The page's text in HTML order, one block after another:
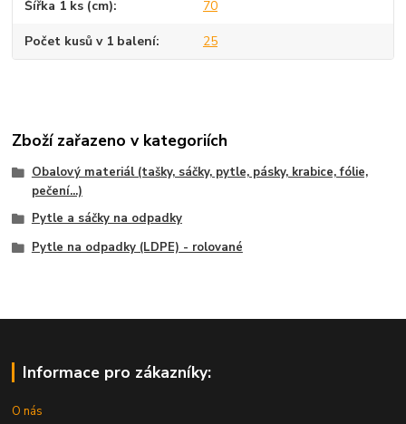
Šířka 1 ks (cm) 70
Počet kusů v 1 balení 25
Zboží zařazeno v kategoriích
Obalový materiál (tašky, sáčky, pytle, pásky, krabice, fólie,
pečení...)
Pytle a sáčky na odpadky
Pytle na odpadky (LDPE) - rolované
Informace pro zákazníky:
O nás